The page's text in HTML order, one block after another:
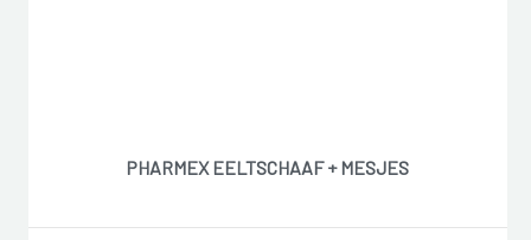
PHARMEX EELTSCHAAF + MESJES